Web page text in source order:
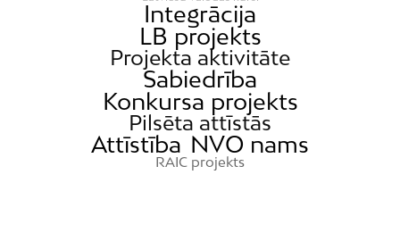
Integrācija
LB projekts
Projekta aktivitāte
Sabiedrība
Konkursa projekts
Pilsēta attīstās
Attīstība NVO nams
RAIC projekts